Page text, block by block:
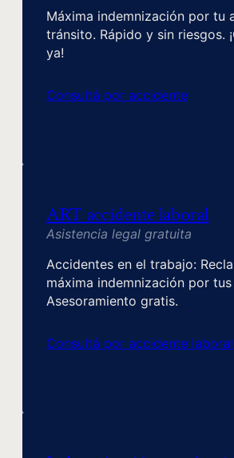
Máxima indemnización por tu
tránsito. Rápido y sin riesgos.
ya!
Consultá por accidente
ART accidente laboral
Asistencia legal gratuita
Accidentes en el trabajo:
máxima indemnización por tus
Asesoramiento gratis.
Consultá por accidente laboral